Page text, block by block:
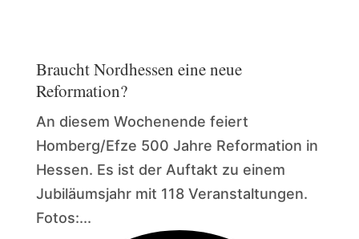
Braucht Nordhessen eine neue
Reformation?
An diesem Wochenende feiert
Homberg/Efze 500 Jahre Reformation in
Hessen. Es ist der Auftakt zu einem
Jubiläumsjahr mit 118 Veranstaltungen.
Fotos:...